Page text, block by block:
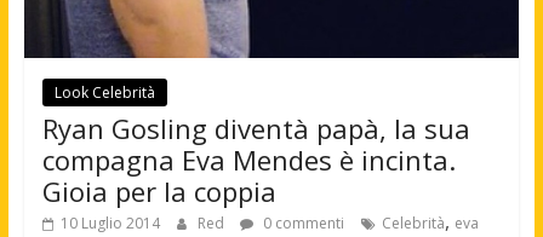
Look Celebrità
Ryan Gosling diventà papà, la sua
compagna Eva Mendes è incinta.
Gioia per la coppia
10 Luglio 2014 Red 0 commenti Celebrità, eva